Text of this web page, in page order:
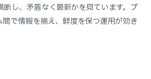
断し、矛盾なく最新かを見ています。プ
間で情報を揃え、鮮度を保つ運用が効き